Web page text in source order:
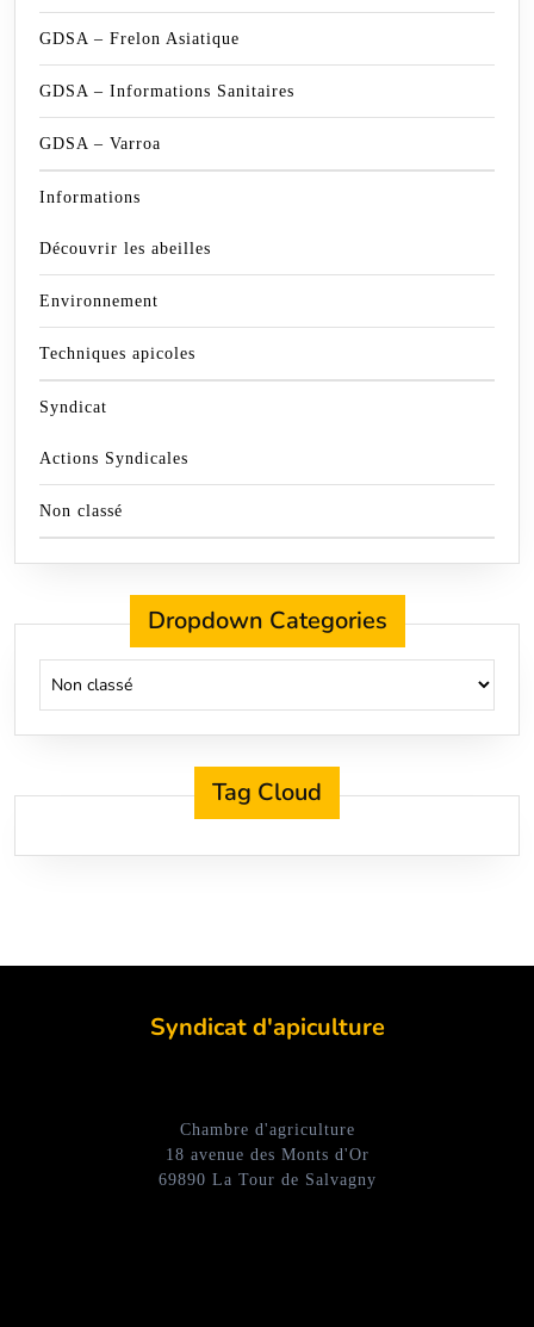
GDSA – Frelon Asiatique
GDSA – Informations Sanitaires
GDSA – Varroa
Informations
Découvrir les abeilles
Environnement
Techniques apicoles
Syndicat
Actions Syndicales
Non classé
Dropdown Categories
Tag Cloud
Syndicat d'apiculture
Chambre d'agriculture
18 avenue des Monts d'Or
69890 La Tour de Salvagny